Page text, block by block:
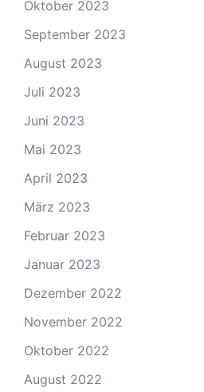
Oktober 2023
September 2023
August 2023
Juli 2023
Juni 2023
Mai 2023
April 2023
März 2023
Februar 2023
Januar 2023
Dezember 2022
November 2022
Oktober 2022
August 2022